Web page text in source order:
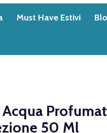
Must Have Estivi
50 Ml